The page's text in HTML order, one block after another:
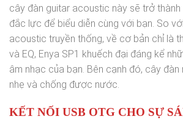
cây đàn guitar acoustic này sẽ trở
đắc lực để biểu diễn cùng với bạn. So
acoustic truyền thống, về cơ bản chỉ là
và EQ, Enya SP1 khuếch đại đáng kể
âm nhạc của bạn. Bên cạnh đó, cây
nhẹ và chống được nước.
KẾT NỐI USB OTG CHO SỰ